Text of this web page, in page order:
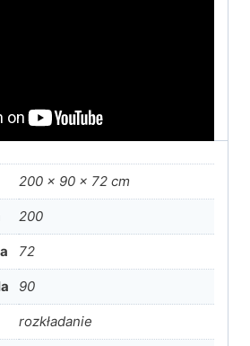
200 × 90 × 72 cm
200
72
90
rozkładanie